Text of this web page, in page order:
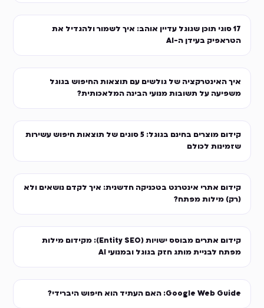
17 סוגי תוכן שגוגל עדיין אוהב: איך לשמור ולהגדיל את
הטראפיק בעידן ה-AI
איך האינטרקציה של גולשים עם תוצאות החיפוש בגוגל
משפיעה על תשובות מנועי הבינה המלאכותית?
קידום מוצרים בחינם בגוגל: 5 סוגים של תוצאות חיפוש עשירות
שזמינות לכולם
קידום אתרי אינטרנט בטכניקה חדשנית: איך לקדם נושאים ולא
(רק) מילות מפתח?
קידום אתרים מבוסס ישויות (Entity SEO): מקידום מילות
מפתח לבניית מותג חזק בגוגל ובמנועי AI
Google Web Guide: האם העתיד הוא חיפוש היברידי?